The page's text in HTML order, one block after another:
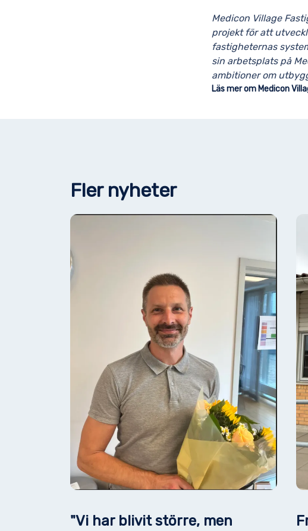
Medicon Village
projekt för att
fastigheternas
sin arbetsplats på
ambitioner om
Läs mer om Medicon
Fler nyheter
"Vi har blivit större, men